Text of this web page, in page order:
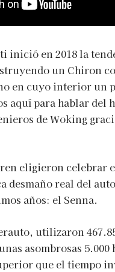
inició en 2018 la
un Chiron
en cuyo interior un
aquí para hablar
de Woking
eligieron celebrar
desmaño real del
años: el Senna.
utilizaron
asombrosas
que el tiempo